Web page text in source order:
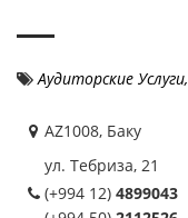
Аудиторские Услуги,
AZ1008, Баку
ул. Тебриза, 21
(+994 12) 4899043